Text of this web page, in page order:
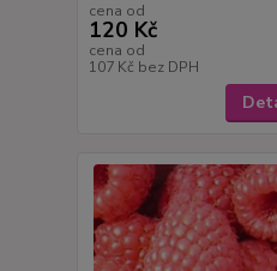
cena od
120 Kč
cena od
107 Kč bez DPH